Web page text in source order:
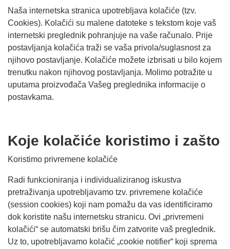
Naša internetska stranica upotrebljava kolačiće (tzv.
Cookies). Kolačići su malene datoteke s tekstom koje vaš
internetski preglednik pohranjuje na vaše računalo. Prije
postavljanja kolačića traži se vaša privola/suglasnost za
njihovo postavljanje. Kolačiće možete izbrisati u bilo kojem
trenutku nakon njihovog postavljanja. Molimo potražite u
uputama proizvođača Vašeg preglednika informacije o
postavkama.
Koje kolačiće koristimo i zašto
Koristimo privremene kolačiće
Radi funkcioniranja i individualiziranog iskustva
pretraživanja upotrebljavamo tzv. privremene kolačiće
(session cookies) koji nam pomažu da vas identificiramo
dok koristite našu internetsku stranicu. Ovi „privremeni
kolačići“ se automatski brišu čim zatvorite vaš preglednik.
Uz to, upotrebljavamo kolačić „cookie notifier“ koji sprema